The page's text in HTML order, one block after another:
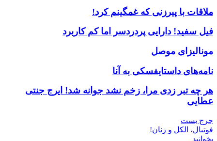
ملاقات با پیرزنی که غمگینم کرد!
فیل سفید! دارایی پردردسر اما کم کاربرد
مونالیزای موصل
نامه‌های داستایفسکی به آنا
هر چه تبر زدی مرا، زخم نشد جوانه شد! ایرج جنتی
عطایی
جرج بست
فوتبال، الکل و زنان!
بخوانید